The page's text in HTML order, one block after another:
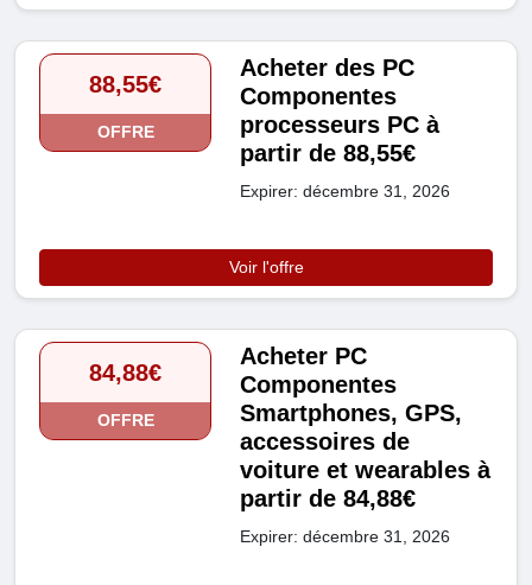
88,55€
OFFRE
Acheter des PC
Componentes
processeurs PC à
partir de 88,55€
Expirer: décembre 31, 2026
Voir l'offre
84,88€
OFFRE
Acheter PC
Componentes
Smartphones, GPS,
accessoires de
voiture et wearables à
partir de 84,88€
Expirer: décembre 31, 2026